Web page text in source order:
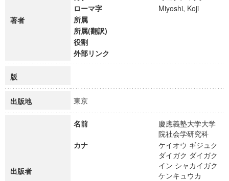
著者
ローマ字
Miyoshi, Koji
所属
所属(翻訳)
役割
外部リンク
版
出版地 東京
出版者
名前
慶應義塾大学大学
院社会学研究科
カナ
ケイオウ ギジュク
ダイガク ダイガク
イン シャカイガク
ケンキュウカ